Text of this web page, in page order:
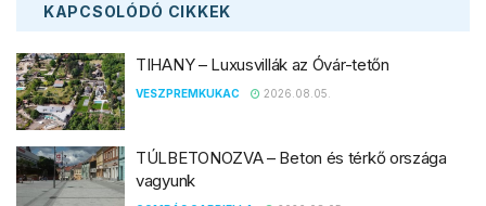
KAPCSOLÓDÓ CIKKEK
TIHANY – Luxusvillák az Óvár-tetőn
VESZPREMKUKAC 2026.08.05.
TÚLBETONOZVA – Beton és térkő országa
vagyunk